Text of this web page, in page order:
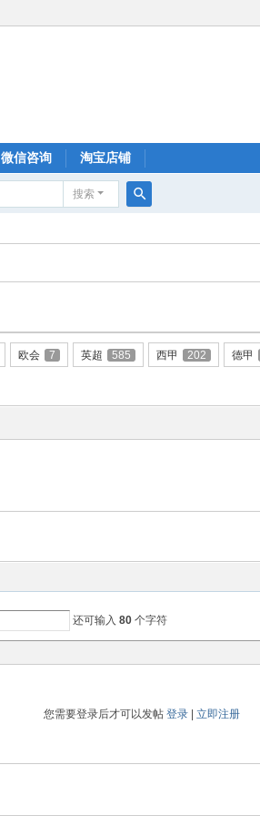
微信咨询 淘宝店铺
搜索
索
欧会 7 英超 585 西甲 202 德甲
还可输入 80 个字符
您需要登录后才可以发帖 登录 立即注册